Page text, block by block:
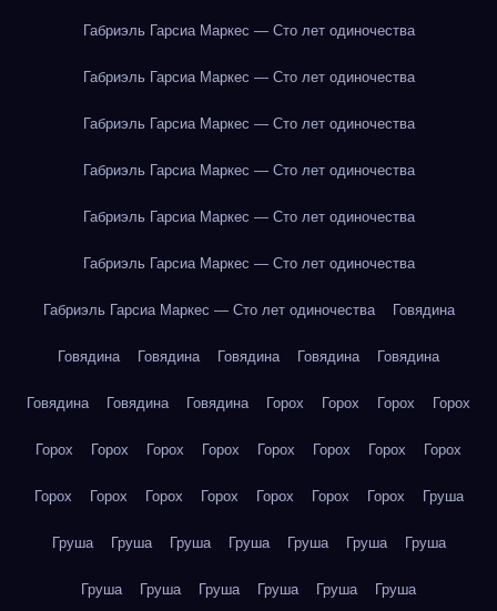
Габриэль Гарсиа Маркес — Сто лет одиночества
Габриэль Гарсиа Маркес — Сто лет одиночества
Габриэль Гарсиа Маркес — Сто лет одиночества
Габриэль Гарсиа Маркес — Сто лет одиночества
Габриэль Гарсиа Маркес — Сто лет одиночества
Габриэль Гарсиа Маркес — Сто лет одиночества
Габриэль Гарсиа Маркес — Сто лет одиночества Говядина
Говядина Говядина Говядина Говядина Говядина
Говядина Говядина Говядина Горох Горох Горох Горох
Горох Горох Горох Горох Горох Горох Горох Горох
Горох Горох Горох Горох Горох Горох Горох Груша
Груша Груша Груша Груша Груша Груша Груша
Груша Груша Груша Груша Груша Груша